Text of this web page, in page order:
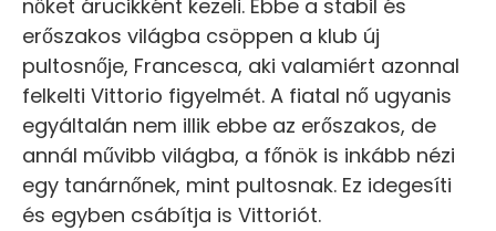
nőket árucikként kezeli. Ebbe a stabil és
erőszakos világba csöppen a klub új
pultosnője, Francesca, aki valamiért azonnal
felkelti Vittorio figyelmét. A fiatal nő ugyanis
egyáltalán nem illik ebbe az erőszakos, de
annál művibb világba, a főnök is inkább nézi
egy tanárnőnek, mint pultosnak. Ez idegesíti
és egyben csábítja is Vittoriót.